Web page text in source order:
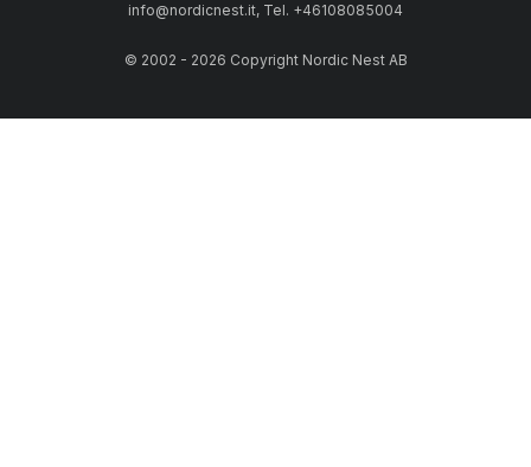
info@nordicnest.it, Tel. +46108085004
© 2002 - 2026 Copyright Nordic Nest AB